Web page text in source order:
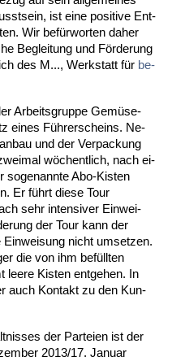
ist ei­ne po­si­ti­ve Ent­
Wir befürwor­ten da­her
Be­glei­tung und Förde­rung
des M..., Werk­statt für be­
Ar­beits­grup­pe Gemüse­
ei­nes Führer­scheins. Ne­
und der Ver­pa­ckung
wöchent­lich, nach ei­
so­ge­nann­te Abo-Kis­ten
Er führt die­se Tour
sehr in­ten­si­ver Ein­wei­
der Tour kann der
nicht um­set­zen.
die von ihm befüll­ten
lee­re Kis­ten ent­ge­hen. In
auch Kon­takt zu den Kun­
der Par­tei­en ist der
2013/17. Ja­nu­ar